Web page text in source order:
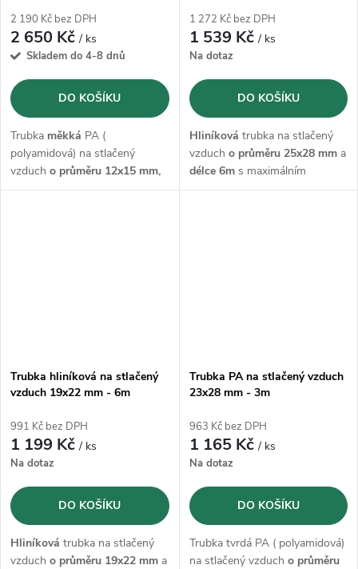
2 190 Kč bez DPH
2 650 Kč/ ks
Skladem do 4-8 dnů
DO KOŠÍKU
Trubka měkká PA (
polyamidová) na stlačený
vzduch o průměru 12x15 mm,
v návinu o délce 25 ms
1 272 Kč bez DPH
1 539 Kč/ ks
Na dotaz
DO KOŠÍKU
Hliníková trubka na stlačený
vzduch o průměru 25x28 mma
délce 6ms maximálním
provozním tlakem 15 bar.
Trubka hliníková na stlačený
vzduch 19x22 mm - 6m
991 Kč bez DPH
1 199 Kč/ ks
Na dotaz
DO KOŠÍKU
Hliníková trubka na stlačený
vzduch o průměru 19x22 mm a
Trubka PA na stlačený vzduch
23x28 mm - 3m
963 Kč bez DPH
1 165 Kč/ ks
Na dotaz
DO KOŠÍKU
Trubka tvrdá PA ( polyamidová)
na stlačený vzduch o průměru